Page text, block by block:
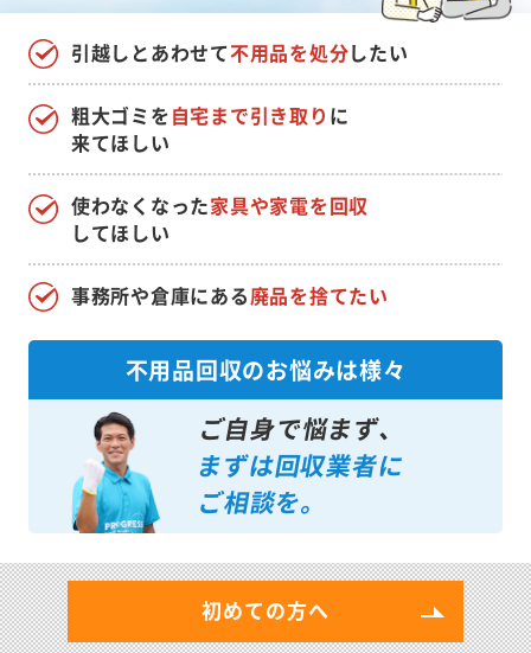
引越しとあわせて不用品を処分したい
使わなくなった家具や家電を回収
してほしい
粗大ゴミを自宅まで引き取り に
来てほしい
事務所や倉庫にある廃品を捨てたい
不用品回収のお悩みは様々
ご自身で悩まず、
まずは回収業者に
ご相談を。
初めての方へ